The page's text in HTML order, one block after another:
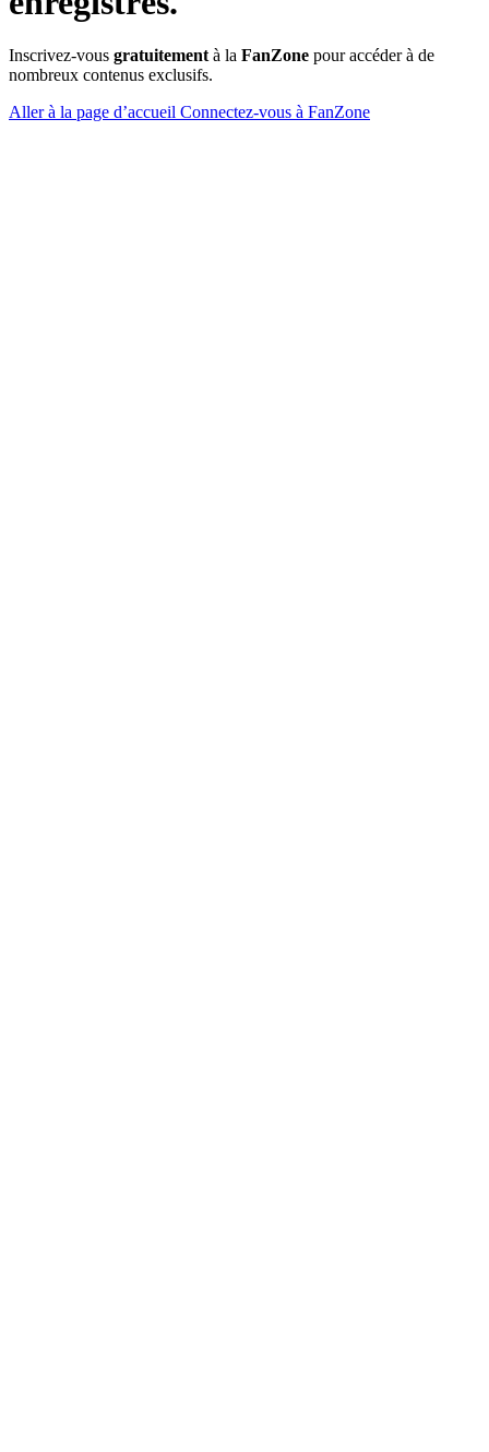
Inscrivez-vous gratuitement à la FanZone pour accéder à de
nombreux contenus exclusifs.
Aller à la page d’accueil Connectez-vous à FanZone